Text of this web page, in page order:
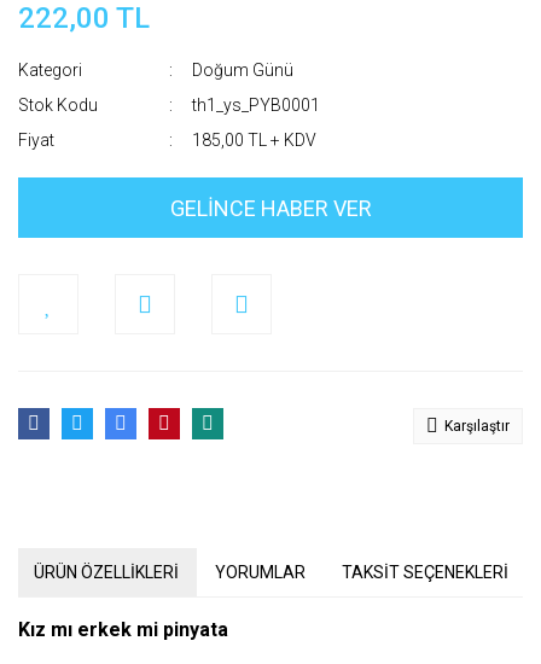
222,00 TL
Kategori
Doğum Günü
Stok Kodu
th1_ys_PYB0001
Fiyat
185,00 TL + KDV
GELİNCE HABER VER
Karşılaştır
ÜRÜN ÖZELLİKLERİ YORUMLAR TAKSİT SEÇENEKLERİ
Kız mı erkek mi pinyata